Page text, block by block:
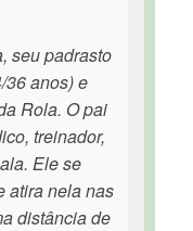
seu padrasto
36 anos) e
Rola. O pai
treinador,
Ele se
atira nela nas
distância de